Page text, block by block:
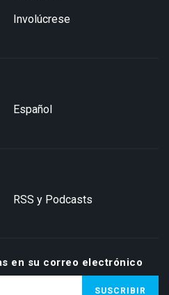
Involúcrese
Español
RSS y Podcasts
en su correo electrónico